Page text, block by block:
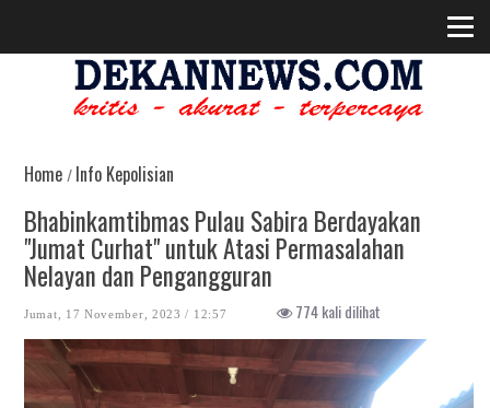
Home/Info Kepolisian
Bhabinkamtibmas Pulau Sabira Berdayakan
"Jumat Curhat" untuk Atasi Permasalahan
Nelayan dan Pengangguran
Jumat, 17 November, 2023 / 12:57 774 kali dilihat